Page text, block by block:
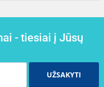
- tiesiai į Jūsų
UŽSAKYTI